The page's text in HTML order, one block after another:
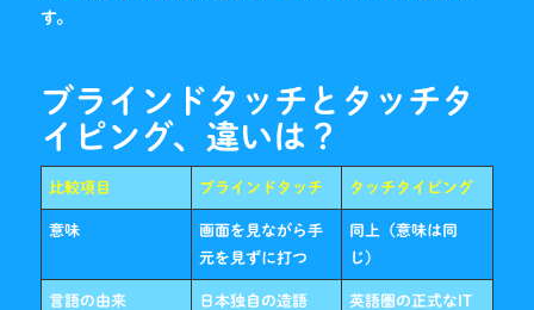
す。
ブラインドタッチとタッチタ
イピング、違いは？
比較項目 ブラインドタッチ タッチタイピング
意味
画面を見ながら手
元を見ずに打つ
同上（意味は同
じ）
言語の由来 日本独自の造語
英語圏の正式なIT